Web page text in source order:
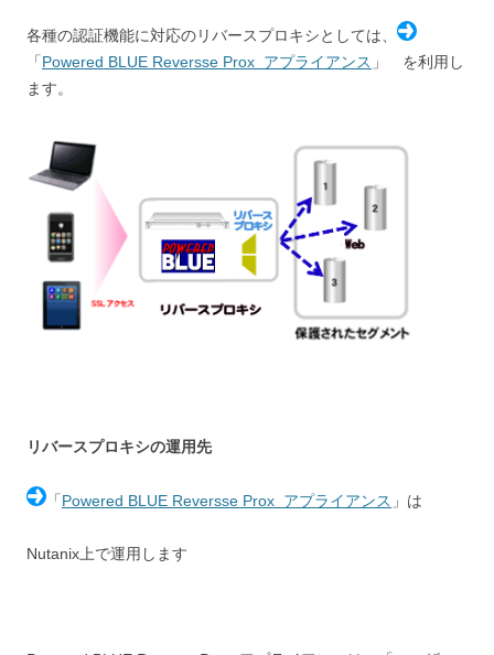
各種の認証機能に対応のリバースプロキシとしては、
「Powered BLUE Reversse Prox アプライアンス 」 を利用し
ます。
リバースプロキシの運用先
「Powered BLUE Reversse Prox アプライアンス 」は
Nutanix上で運用します